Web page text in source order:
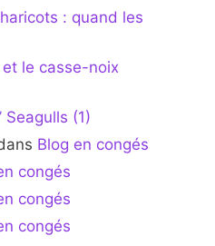
: quand les
et le casse-noix
Seagulls (1)
Blog en congés
congés
congés
congés